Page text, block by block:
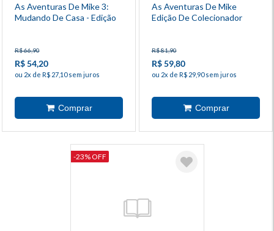
As Aventuras De Mike 3:
Mudando De Casa - Edição
R$ 66,90
R$ 54,20
ou 2x de R$ 27,10 sem juros
As Aventuras De Mike
Edição De Colecionador
R$ 81,90
R$ 59,80
ou 2x de R$ 29,90 sem juros
-23% OFF